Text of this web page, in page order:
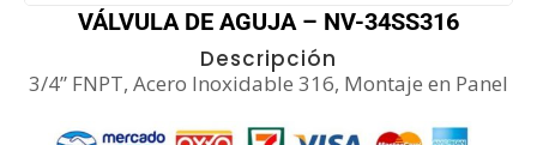
VÁLVULA DE AGUJA – NV-34SS316
Descripción
3/4” FNPT, Acero Inoxidable 316, Montaje en Panel